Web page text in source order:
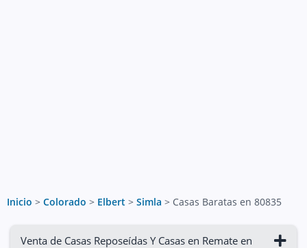
Inicio > Colorado > Elbert > Simla > Casas Baratas en 80835
Venta de Casas Reposeídas Y Casas en Remate en